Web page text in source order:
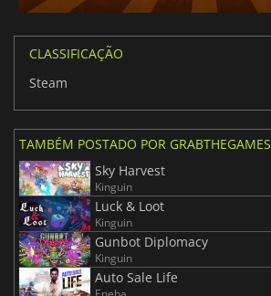
CLASSIFICAÇÃO
Steam
TAMBÉM POSTADO POR GRABTHEGAMES
Sky Harvest
Kinguin
Luck & Loot
Kinguin
Gunbot Diplomacy
Kinguin
Auto Sale Life